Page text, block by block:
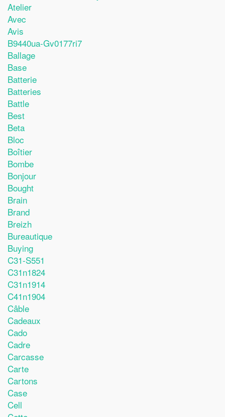
Atelier
Avec
Avis
B9440ua-Gv0177ri7
Ballage
Base
Batterie
Batteries
Battle
Best
Beta
Bloc
Boîtier
Bombe
Bonjour
Bought
Brain
Brand
Breizh
Bureautique
Buying
C31-S551
C31n1824
C31n1914
C41n1904
Câble
Cadeaux
Cado
Cadre
Carcasse
Carte
Cartons
Case
Cell